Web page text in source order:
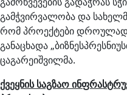
გამჭვირვალობა და
რომ პროექტები დროულად
განაცხადა
ცაგარეიშვილმა.
ქვეყნის საგზაო